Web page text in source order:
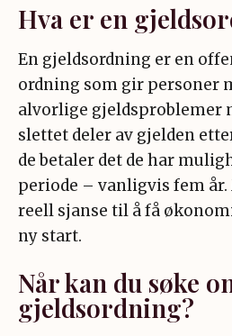
Hva er en
En gjeldsordning er en
ordning som gir personer
alvorlige gjeldsproblemer
slettet deler av gjelden
de betaler det de har
periode – vanligvis fem år.
reell sjanse til å få
ny start.
Når kan du søke
gjeldsordning?